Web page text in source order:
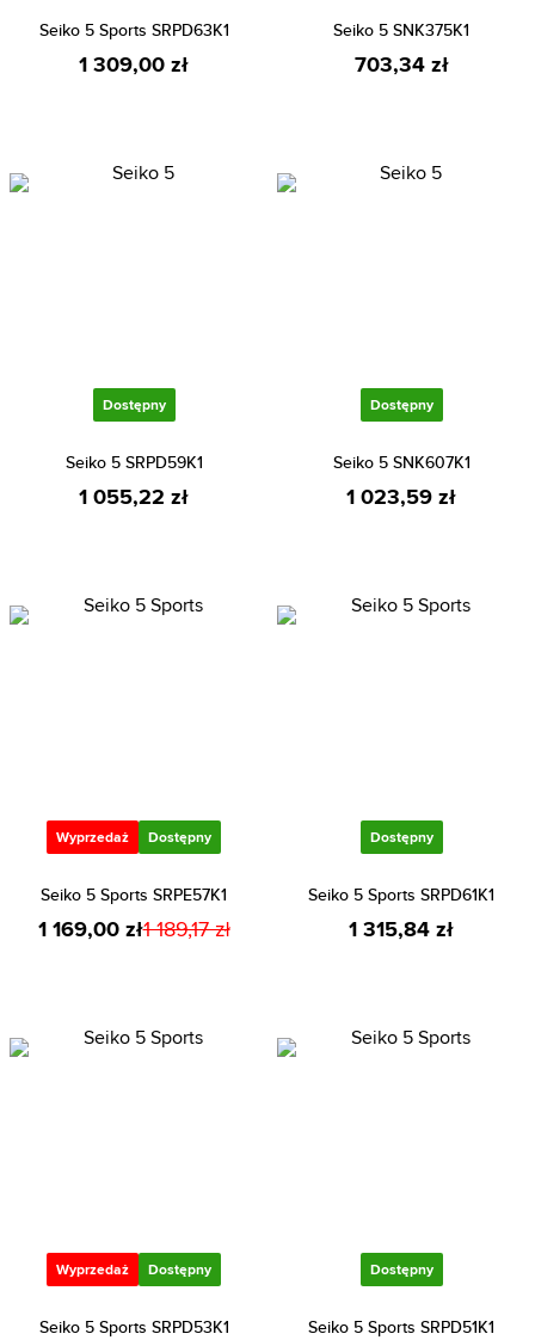
Seiko 5 Sports SRPD63K1
1 309,00 zł
Seiko 5 SNK375K1
703,34 zł
Dostępny
Seiko 5 SRPD59K1
1 055,22 zł
Dostępny
Seiko 5 SNK607K1
1 023,59 zł
Wyprzedaż Dostępny
Seiko 5 Sports SRPE57K1
1 169,00 zł1 189,17 zł
Dostępny
Seiko 5 Sports SRPD61K1
1 315,84 zł
Wyprzedaż Dostępny
Seiko 5 Sports SRPD53K1
Dostępny
Seiko 5 Sports SRPD51K1